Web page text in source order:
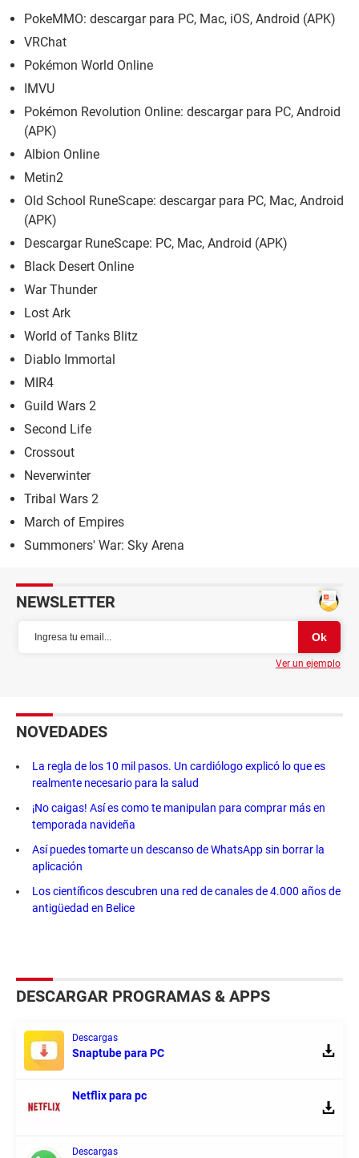
PokeMMO: descargar para PC, Mac, iOS, Android (APK)
VRChat
Pokémon World Online
IMVU
Pokémon Revolution Online: descargar para PC, Android
(APK)
Albion Online
Metin2
Old School RuneScape: descargar para PC, Mac, Android
(APK)
Descargar RuneScape: PC, Mac, Android (APK)
Black Desert Online
War Thunder
Lost Ark
World of Tanks Blitz
Diablo Immortal
MIR4
Guild Wars 2
Second Life
Crossout
Neverwinter
Tribal Wars 2
March of Empires
Summoners' War: Sky Arena
NEWSLETTER
Ver un ejemplo
NOVEDADES
La regla de los 10 mil pasos. Un cardiólogo explicó lo que es
realmente necesario para la salud
¡No caigas! Así es como te manipulan para comprar más en
temporada navideña
Así puedes tomarte un descanso de WhatsApp sin borrar la
aplicación
Los científicos descubren una red de canales de 4.000 años de
antigüedad en Belice
DESCARGAR PROGRAMAS & APPS
Descargas
Snaptube para PC
Netflix para pc
Descargas